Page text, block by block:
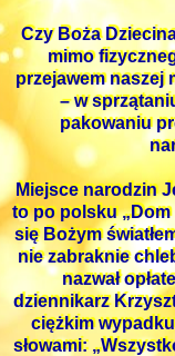
Czy Boża
mimo
przejawem naszej
– w
pakowaniu
Miejsce narodzin
to po polsku „Dom
się Bożym
nie zabraknie
nazwał
dziennikarz
ciężkim
słowami: